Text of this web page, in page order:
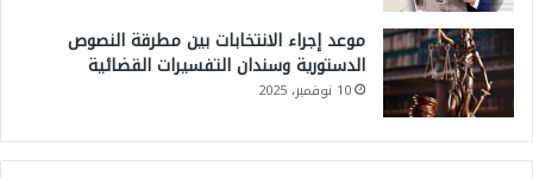
موعد إجراء الانتخابات بين مطرقة النصوص
الدستورية وسندان التفسيرات القضائية
10 نوفمبر، 2025